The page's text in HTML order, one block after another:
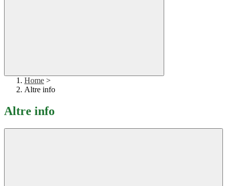
Home >
Altre info
Altre info